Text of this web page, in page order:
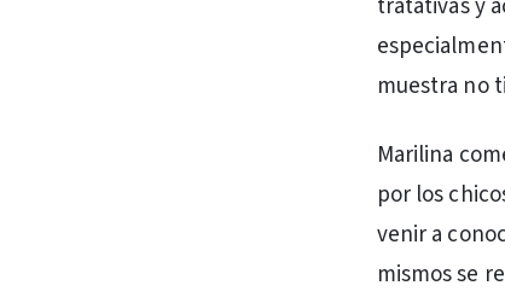
tratativas y
muestra no
Marilina
por los
venir a
mismos se